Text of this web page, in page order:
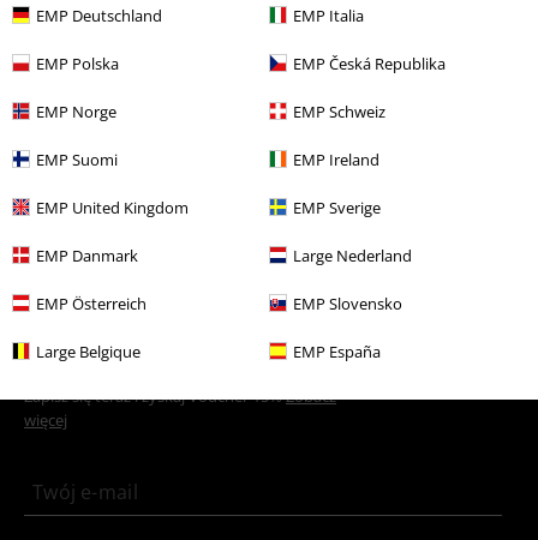
EMP Deutschland EMP Italia
EMP Polska EMP Česká Republika
EMP Norge EMP Schweiz
EMP Suomi EMP Ireland
EMP United Kingdom EMP Sverige
EMP Danmark Large Nederland
EMP Österreich EMP Slovensko
Large Belgique EMP España
Więcej kategorii. Więcej możliwości.
Wyprzedaż %
Nowości
Zespoły
Wyprzedaż % Lifestyle i Czas wolny
Zespoły
Newsletter
Zapisz się teraz i zyskaj Voucher 15%Zobacz
więcej